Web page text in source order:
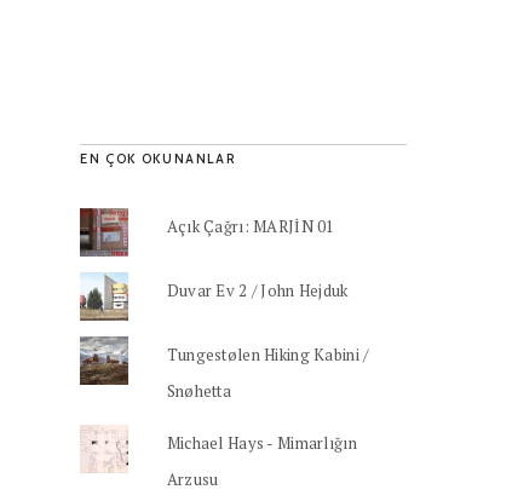
EN ÇOK OKUNANLAR
Açık Çağrı: MARJİN 01
Duvar Ev 2 / John Hejduk
Tungestølen Hiking Kabini /
Snøhetta
Michael Hays - Mimarlığın
Arzusu